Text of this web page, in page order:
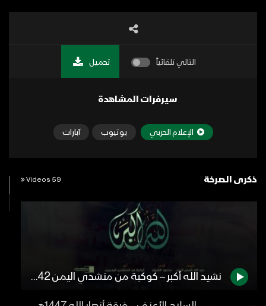
التالي تلقائياً تحميل
سيرفرات المشاهدة
الإعلام الحربي يوتيوب آبارات
ذكرى الصرخة 59 Videos
نشيد الله أكبر – كوكبة من منشدي اليمن 1442هـ